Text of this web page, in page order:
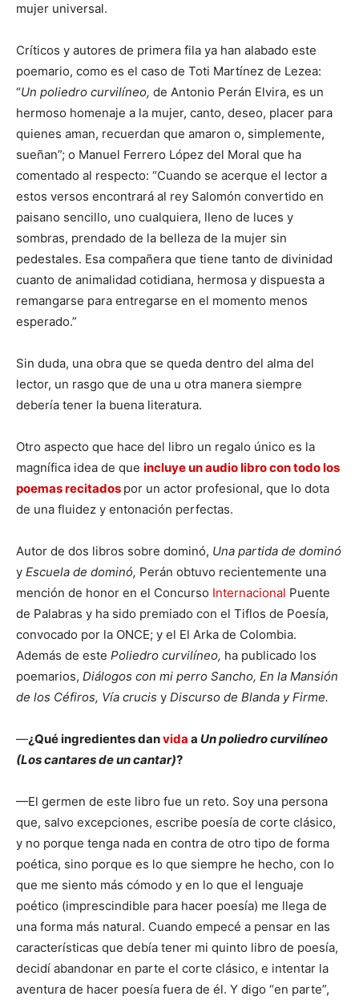
mujer universal.
Críticos y autores de primera fila ya han alabado este
poemario, como es el caso de Toti Martínez de Lezea:
“Un poliedro curvilíneo, de Antonio Perán Elvira, es un
hermoso homenaje a la mujer, canto, deseo, placer para
quienes aman, recuerdan que amaron o, simplemente,
sueñan”; o Manuel Ferrero López del Moral que ha
comentado al respecto: “Cuando se acerque el lector a
estos versos encontrará al rey Salomón convertido en
paisano sencillo, uno cualquiera, lleno de luces y
sombras, prendado de la belleza de la mujer sin
pedestales. Esa compañera que tiene tanto de divinidad
cuanto de animalidad cotidiana, hermosa y dispuesta a
remangarse para entregarse en el momento menos
esperado.”
Sin duda, una obra que se queda dentro del alma del
lector, un rasgo que de una u otra manera siempre
debería tener la buena literatura.
Otro aspecto que hace del libro un regalo único es la
magnífica idea de que incluye un audio libro con todo los
poemas recitados por un actor profesional, que lo dota
de una fluidez y entonación perfectas.
Autor de dos libros sobre dominó, Una partida de dominó
y Escuela de dominó, Perán obtuvo recientemente una
mención de honor en el Concurso Internacional Puente
de Palabras y ha sido premiado con el Tiflos de Poesía,
convocado por la ONCE; y el El Arka de Colombia.
Además de este Poliedro curvilíneo, ha publicado los
poemarios, Diálogos con mi perro Sancho, En la Mansión
de los Céfiros, Vía crucis y Discurso de Blanda y Firme.
—¿Qué ingredientes danvida a Un poliedro curvilíneo
(Los cantares de un cantar)?
—El germen de este libro fue un reto. Soy una persona
que, salvo excepciones, escribe poesía de corte clásico,
y no porque tenga nada en contra de otro tipo de forma
poética, sino porque es lo que siempre he hecho, con lo
que me siento más cómodo y en lo que el lenguaje
poético (imprescindible para hacer poesía) me llega de
una forma más natural. Cuando empecé a pensar en las
características que debía tener mi quinto libro de poesía,
decidí abandonar en parte el corte clásico, e intentar la
aventura de hacer poesía fuera de él. Y digo “en parte”,